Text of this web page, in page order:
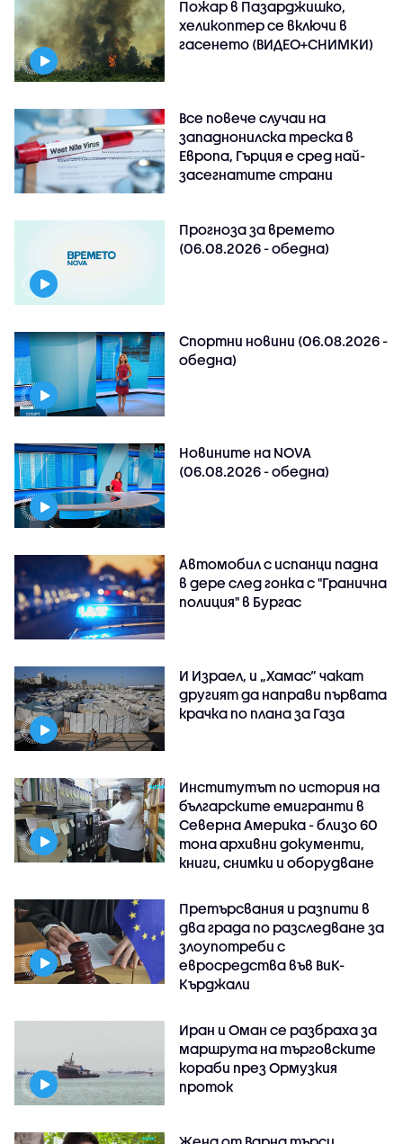
Пожар в Пазарджишко,
хеликоптер се включи в
гасенето (ВИДЕО+СНИМКИ)
Все повече случаи на
западнонилска треска в
Европа, Гърция е сред най-
засегнатите страни
Прогноза за времето
(06.08.2026 - обедна)
Спортни новини (06.08.2026 -
обедна)
Новините на NOVA
(06.08.2026 - обедна)
Автомобил с испанци падна
в дере след гонка с "Гранична
полиция" в Бургас
И Израел, и „Хамас“ чакат
другият да направи първата
крачка по плана за Газа
Институтът по история на
българските емигранти в
Северна Америка - близо 60
тона архивни документи,
книги, снимки и оборудване
Претърсвания и разпити в
два града по разследване за
злоупотреби с
евросредства във ВиК-
Кърджали
Иран и Оман се разбраха за
маршрута на търговските
кораби през Ормузкия
проток